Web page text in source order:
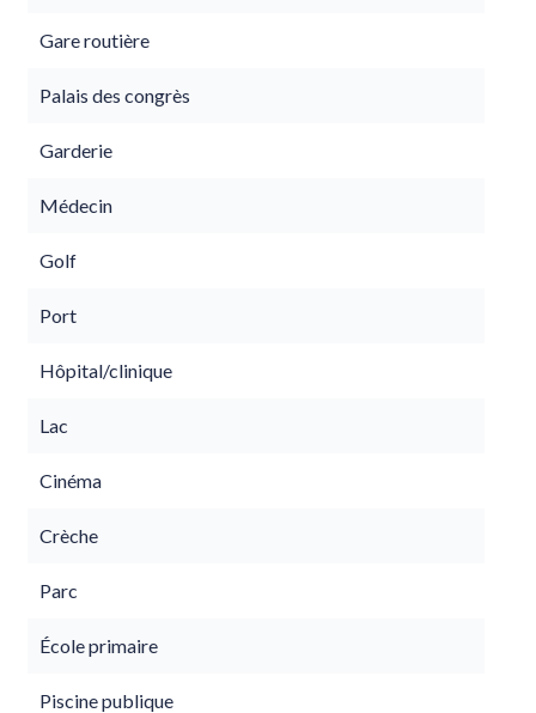
Gare routière
Palais des congrès
Garderie
Médecin
Golf
Port
Hôpital/clinique
Lac
Cinéma
Crèche
Parc
École primaire
Piscine publique